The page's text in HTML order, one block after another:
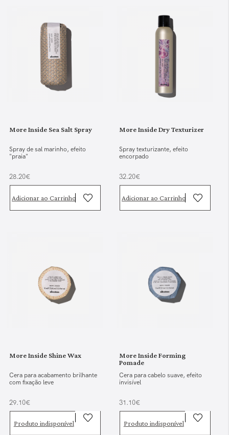
More Inside Sea Salt Spray
Spray de sal marinho, efeito
"praia"
28.20€
Adicionar ao Carrinho
More Inside Dry Texturizer
Spray texturizante, efeito
encorpado
32.20€
Adicionar ao Carrinho
More Inside Shine Wax
Cera para acabamento brilhante
com fixação leve
29.10€
Produto indisponível
More Inside Forming
Pomade
Cera para cabelo suave, efeito
invisível
31.10€
Produto indisponível